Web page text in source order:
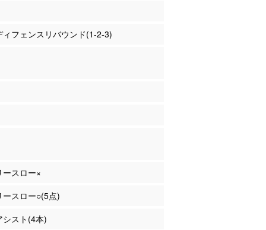
ィフェンスリバウンド(1-2-3)
スロー×
ースロー○(5点)
スト(4本)